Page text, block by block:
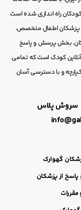
راه اندازی شده است.
پزشکان اطفال متخصص،
بخش پرسش و پاسخ
کودک است که تمامی
و با دسترسی آسان
سروش پلاس
گهوارک
از پزشکان
مقررات